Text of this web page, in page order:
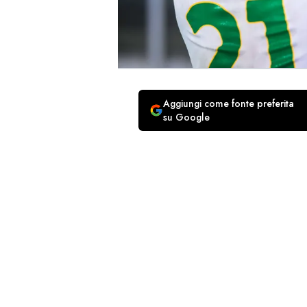
Aggiungi come fonte preferita
su Google